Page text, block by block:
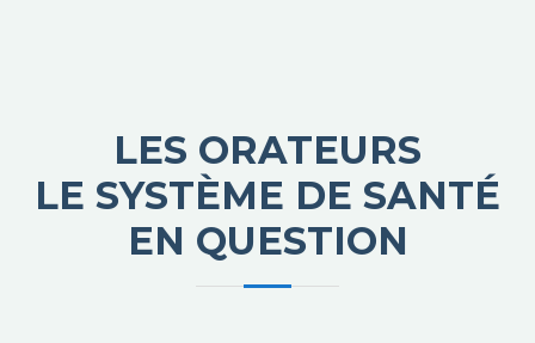
LES ORATEURS
LE SYSTÈME DE SANTÉ
EN QUESTION